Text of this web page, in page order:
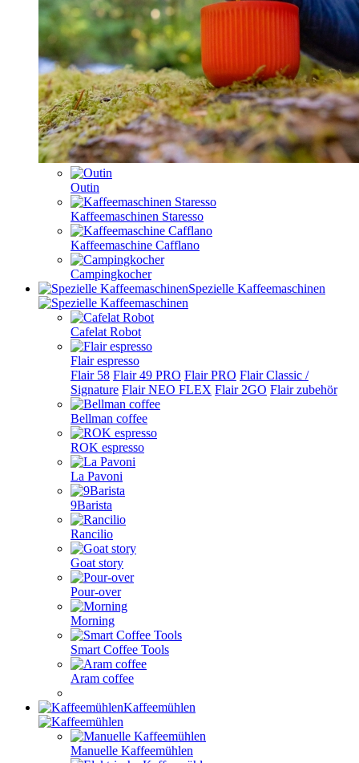
Outin
Kaffeemaschinen Staresso
Kaffeemaschine Cafflano
Campingkocher
Spezielle Kaffeemaschinen
Cafelat Robot
Flair espresso
Flair 58 Flair 49 PRO Flair PRO Flair Classic /
Signature Flair NEO FLEX Flair 2GO Flair zubehör
Bellman coffee
ROK espresso
La Pavoni
9Barista
Rancilio
Goat story
Pour-over
Morning
Smart Coffee Tools
Aram coffee
Kaffeemühlen
Manuelle Kaffeemühlen